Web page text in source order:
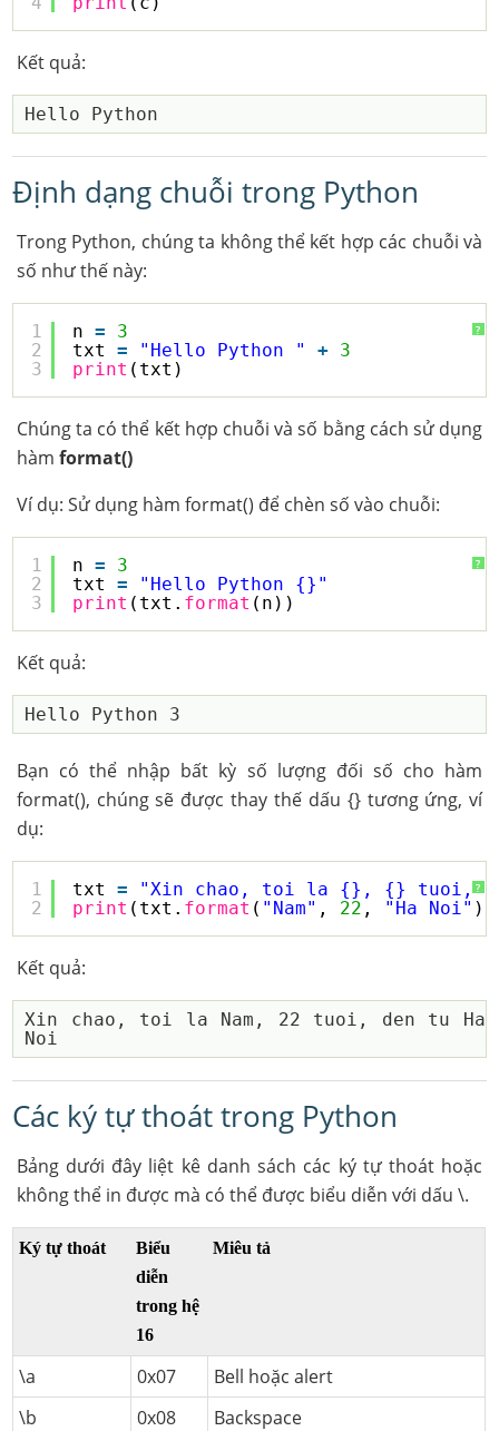
Kết quả:
Định dạng chuỗi trong Python
Trong Python, chúng ta không thể kết hợp các chuỗi và
số như thế này:
?
1
2
3
n =
3
txt = "Hello Python " + 3
print (txt)
Chúng ta có thể kết hợp chuỗi và số bằng cách sử dụng
hàm format()
Ví dụ: Sử dụng hàm format() để chèn số vào chuỗi:
?
1
2
3
n =
3
txt =
"Hello Python {}"
print (txt. format (n))
Kết quả:
Bạn có thể nhập bất kỳ số lượng đối số cho hàm
format(), chúng sẽ được thay thế dấu {} tương ứng, ví
dụ:
?
1
2
txt =
"Xin chao, toi la {}, {} tuoi,
print (txt. format ( "Nam" , 22 , "Ha Noi" ))
Kết quả:
Xin chao, toi la Nam, 22 tuoi, den tu Ha
Các ký tự thoát trong Python
Bảng dưới đây liệt kê danh sách các ký tự thoát hoặc
không thể in được mà có thể được biểu diễn với dấu \.
Ký tự thoát
Biểu
diễn
trong hệ
16
Miêu tả
\a 0x07
Bell hoặc alert
\b
0x08
Backspace